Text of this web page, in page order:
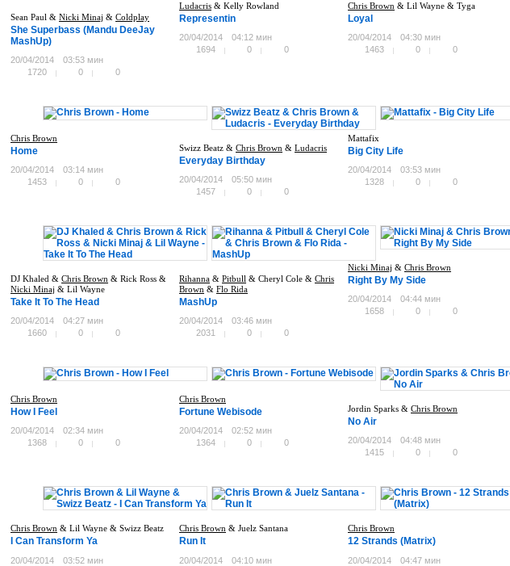
Sean Paul & Nicki Minaj & Coldplay
She Superbass (Mandu DeeJay
MashUp)
20/04/2014
03:53 мин
1720
0 0
Ludacris & Kelly Rowland
Representin
20/04/2014
04:12 мин
1694
0 0
Chris Brown & Lil Wayne & Tyga
Loyal
20/04/2014
04:30 мин
1463
0 0
Chris Brown
Home
20/04/2014
03:14 мин
1453
0 0
Swizz Beatz & Chris Brown & Ludacris
Everyday Birthday
20/04/2014
05:50 мин
1457
0 0
Mattafix
Big City Life
20/04/2014
03:53 мин
1328
0 0
DJ Khaled & Chris Brown & Rick Ross &
Nicki Minaj & Lil Wayne
Take It To The Head
20/04/2014
04:27 мин
1660
0 0
Rihanna & Pitbull & Cheryl Cole & Chris
Brown & Flo Rida
MashUp
20/04/2014
03:46 мин
2031
0 0
Nicki Minaj & Chris Brown
Right By My Side
20/04/2014
04:44 мин
1658
0 0
Chris Brown
How I Feel
20/04/2014
02:34 мин
1368
0 0
Chris Brown
Fortune Webisode
20/04/2014
02:52 мин
1364
0 0
Jordin Sparks & Chris Brown
No Air
20/04/2014
04:48 мин
1415
0 0
Chris Brown & Lil Wayne & Swizz Beatz
I Can Transform Ya
20/04/2014
03:52 мин
Chris Brown & Juelz Santana
Run It
20/04/2014
04:10 мин
Chris Brown
12 Strands (Matrix)
20/04/2014
04:47 мин